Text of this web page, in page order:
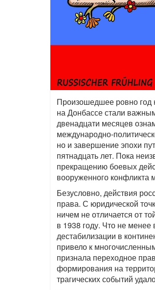
Произошедшее ровно год
на Донбассе стали
двенадцати месяцев
международно-
но и завершение эпохи
пятнадцать лет. Пока
прекращению боевых
вооруженного конфликта
Безусловно, действия
права. С юридической
ничем не отличается от
в 1938 году. Что не
дестабилизации в
привело к
признала переходное
формирования на
трагических событий